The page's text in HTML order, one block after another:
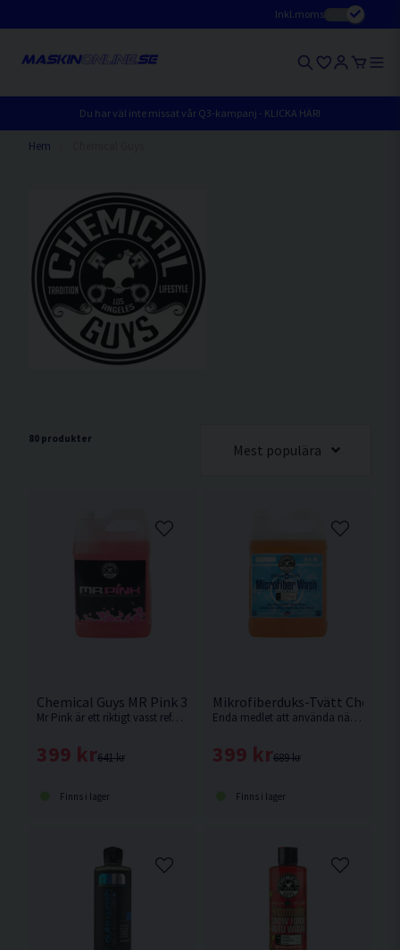
Inkl.moms
Du har väl inte missat vår Q3-kampanj - KLICKA HÄR!
Hem
80 produkter
Mest populära
Chemical Guys MR Pink 3,7L Bilschampo
Mr Pink är ett riktigt vasst referensschampo som många har försökt kopiera. Det finns bara ett original.
641 kr
399 kr
Finns i lager
Mikrofiberduks-Tvätt
Enda medlet att använda när du ska tvätta dina mikrofiberdukar för att behålla dem mjuka och få dem så rena som möjligt.
689 kr
399 kr
Finns i lager